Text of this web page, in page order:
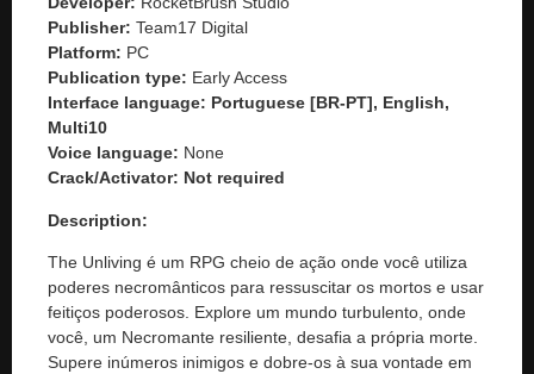
Publisher: Team17 Digital
Platform: PC
Publication type: Early Access
Interface language: Portuguese [BR-PT], English,
Multi10
Voice language: None
Crack/Activator: Not required
Description:
The Unliving é um RPG cheio de ação onde você utiliza
poderes necromânticos para ressuscitar os mortos e usar
feitiços poderosos. Explore um mundo turbulento, onde
você, um Necromante resiliente, desafia a própria morte.
Supere inúmeros inimigos e dobre-os à sua vontade em